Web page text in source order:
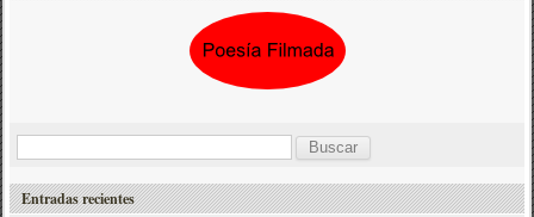
s
Entradas recientes